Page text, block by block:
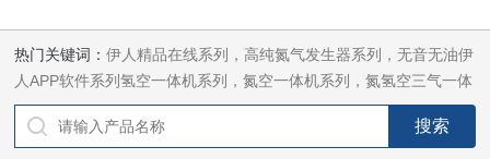
热门关键词：伊人精品在线系列，高纯氮气发生器系列，无音无油伊
人APP软件系列氢空一体机系列，氮空一体机系列，氮氢空三气一体
机系列，气体净化器系列，代理日本DKK-TOA水质分析，水质检测
仪器，代理南韩SitekPH/离子计，DO计，电导计，多功能计，